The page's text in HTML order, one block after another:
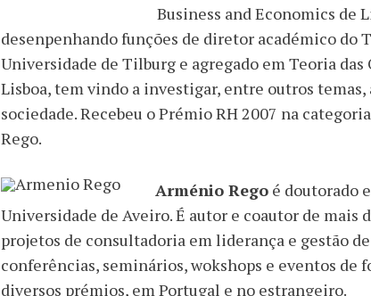
Business and Economics de
desenpenhando funções de diretor académico do
Universidade de Tilburg e agregado em Teoria
Lisboa, tem vindo a investigar, entre outros temas,
sociedade. Recebeu o Prémio RH 2007 na
Rego.
Arménio Rego é doutorado
Universidade de Aveiro. É autor e coautor de
projetos de consultadoria em liderança e gestão
conferências, seminários, wokshops e eventos de
diversos prémios, em Portugal e no estrangeiro.